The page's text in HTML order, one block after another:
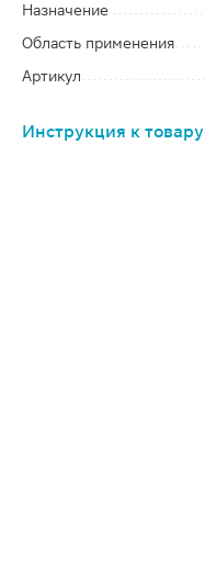
Назначение
Область применения
Артикул
Инструкция к товару